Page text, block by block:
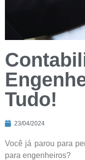
Tudo!
23/04/2024
Você já parou para
para engenheiros?